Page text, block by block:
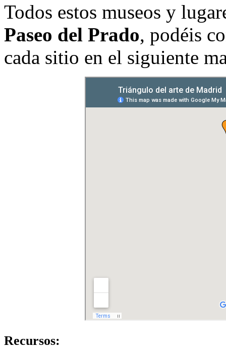
Todos estos museos y
Paseo del Prado, podéis
cada sitio en el siguiente
Recursos: